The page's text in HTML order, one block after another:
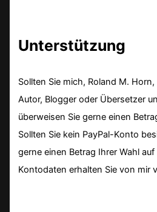
Unterstützung
Sollten Sie mich, Roland M.
Autor, Blogger oder Übersetzer
überweisen Sie gerne einen
Sollten Sie kein PayPal-Konto
gerne einen Betrag Ihrer Wahl
Kontodaten erhalten Sie von mir